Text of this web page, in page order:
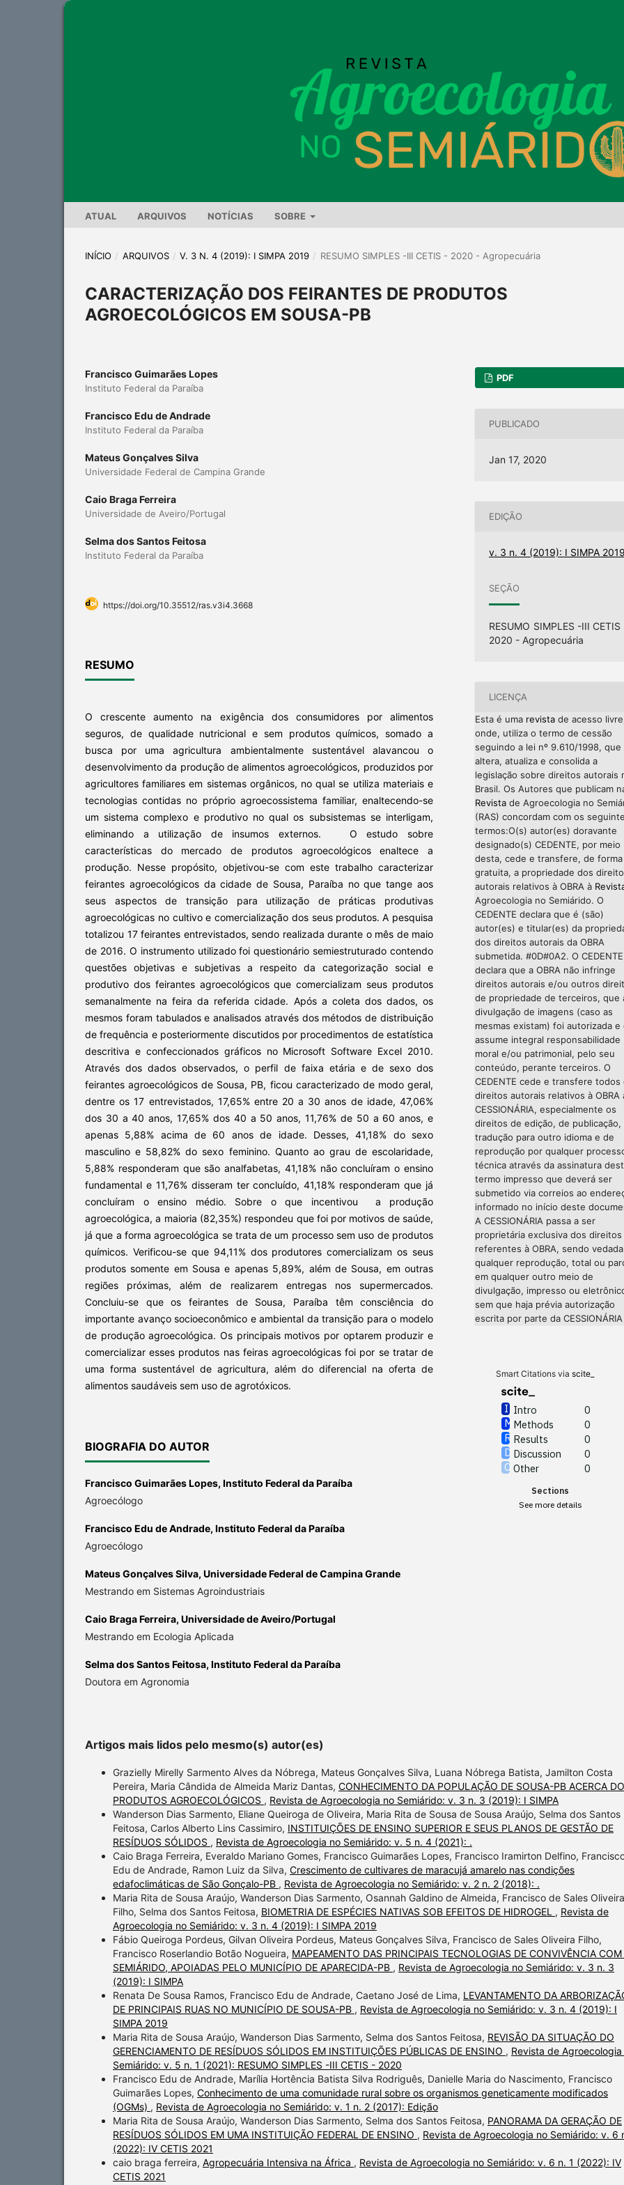
ATUAL ARQUIVOS NOTÍCIAS SOBRE
INÍCIO / ARQUIVOS / V. 3 N. 4 (2019): I SIMPA 2019 / RESUMO SIMPLES -III CETIS - 2020 - Agropecuária
CARACTERIZAÇÃO DOS FEIRANTES DE PRODUTOS
AGROECOLÓGICOS EM SOUSA-PB
Francisco Guimarães Lopes
Instituto Federal da Paraíba
Francisco Edu de Andrade
Instituto Federal da Paraíba
Mateus Gonçalves Silva
Universidade Federal de Campina Grande
Caio Braga Ferreira
Universidade de Aveiro/Portugal
Selma dos Santos Feitosa
Instituto Federal da Paraíba
https://doi.org/10.35512/ras.v3i4.3668
RESUMO
O crescente aumento na exigência dos consumidores por alimentos
seguros, de qualidade nutricional e sem produtos químicos, somado a
busca por uma agricultura ambientalmente sustentável alavancou o
desenvolvimento da produção de alimentos agroecológicos, produzidos por
agricultores familiares em sistemas orgânicos, no qual se utiliza materiais e
tecnologias contidas no próprio agroecossistema familiar, enaltecendo-se
um sistema complexo e produtivo no qual os subsistemas se interligam,
eliminando a utilização de insumos externos. O estudo sobre
características do mercado de produtos agroecológicos enaltece a
produção. Nesse propósito, objetivou-se com este trabalho caracterizar
feirantes agroecológicos da cidade de Sousa, Paraíba no que tange aos
seus aspectos de transição para utilização de práticas produtivas
agroecológicas no cultivo e comercialização dos seus produtos. A pesquisa
totalizou 17 feirantes entrevistados, sendo realizada durante o mês de maio
de 2016. O instrumento utilizado foi questionário semiestruturado contendo
questões objetivas e subjetivas a respeito da categorização social e
produtivo dos feirantes agroecológicos que comercializam seus produtos
semanalmente na feira da referida cidade. Após a coleta dos dados, os
mesmos foram tabulados e analisados através dos métodos de distribuição
de frequência e posteriormente discutidos por procedimentos de estatística
descritiva e confeccionados gráficos no Microsoft Software Excel 2010.
Através dos dados observados, o perfil de faixa etária e de sexo dos
feirantes agroecológicos de Sousa, PB, ficou caracterizado de modo geral,
dentre os 17 entrevistados, 17,65% entre 20 a 30 anos de idade, 47,06%
dos 30 a 40 anos, 17,65% dos 40 a 50 anos, 11,76% de 50 a 60 anos, e
apenas 5,88% acima de 60 anos de idade. Desses, 41,18% do sexo
masculino e 58,82% do sexo feminino. Quanto ao grau de escolaridade,
5,88% responderam que são analfabetas, 41,18% não concluíram o ensino
fundamental e 11,76% disseram ter concluído, 41,18% responderam que já
concluíram o ensino médio. Sobre o que incentivou a produção
agroecológica, a maioria (82,35%) respondeu que foi por motivos de saúde,
já que a forma agroecológica se trata de um processo sem uso de produtos
químicos. Verificou-se que 94,11% dos produtores comercializam os seus
produtos somente em Sousa e apenas 5,89%, além de Sousa, em outras
regiões próximas, além de realizarem entregas nos supermercados.
Concluiu-se que os feirantes de Sousa, Paraíba têm consciência do
importante avanço socioeconômico e ambiental da transição para o modelo
de produção agroecológica. Os principais motivos por optarem produzir e
comercializar esses produtos nas feiras agroecológicas foi por se tratar de
uma forma sustentável de agricultura, além do diferencial na oferta de
alimentos saudáveis sem uso de agrotóxicos.
BIOGRAFIA DO AUTOR
Francisco Guimarães Lopes, Instituto Federal da Paraíba
Agroecólogo
Francisco Edu de Andrade, Instituto Federal da Paraíba
Agroecólogo
Mateus Gonçalves Silva, Universidade Federal de Campina Grande
Mestrando em Sistemas Agroindustriais
Caio Braga Ferreira, Universidade de Aveiro/Portugal
Mestrando em Ecologia Aplicada
Selma dos Santos Feitosa, Instituto Federal da Paraíba
Doutora em Agronomia
PDF
PUBLICADO
Jan 17, 2020
EDIÇÃO
v. 3 n. 4 (2019): I SIMPA 2019
SEÇÃO
RESUMO SIMPLES -III
2020 - Agropecuária
LICENÇA
Esta é uma revista de acesso
onde, utiliza o termo de cessão
seguindo a lei nº 9.610/1998, que
altera, atualiza e consolida a
legislação sobre direitos autorais
Brasil. Os Autores que publicam
Revista de Agroecologia no
(RAS) concordam com os
termos:O(s) autor(es) doravante
designado(s) CEDENTE, por meio
desta, cede e transfere, de forma
gratuita, a propriedade dos
autorais relativos à OBRA à
Agroecologia no Semiárido. O
CEDENTE declara que é (são)
autor(es) e titular(es) da
dos direitos autorais da OBRA
submetida. #0D#0A2. O CEDENTE
declara que a OBRA não infringe
direitos autorais e/ou outros
de propriedade de terceiros, que
divulgação de imagens (caso as
mesmas existam) foi autorizada e
assume integral responsabilidade
moral e/ou patrimonial, pelo seu
conteúdo, perante terceiros. O
CEDENTE cede e transfere todos
direitos autorais relativos à OBRA
CESSIONÁRIA, especialmente os
direitos de edição, de publicação,
tradução para outro idioma e de
reprodução por qualquer
técnica através da assinatura
termo impresso que deverá ser
submetido via correios ao
informado no início deste
A CESSIONÁRIA passa a ser
proprietária exclusiva dos direitos
referentes à OBRA, sendo vedada
qualquer reprodução, total ou
em qualquer outro meio de
divulgação, impresso ou
sem que haja prévia autorização
escrita por parte da CESSIONÁRIA
Smart Citations via scite_
Intro
0
Methods
0
Results
0
Discussion
0
Other
0
Sections
See more details
Artigos mais lidos pelo mesmo(s) autor(es)
Grazielly Mirelly Sarmento Alves da Nóbrega, Mateus Gonçalves Silva, Luana Nóbrega Batista, Jamilton Costa
Pereira, Maria Cândida de Almeida Mariz Dantas, CONHECIMENTO DA POPULAÇÃO DE SOUSA-PB ACERCA
PRODUTOS AGROECOLÓGICOS , Revista de Agroecologia no Semiárido: v. 3 n. 3 (2019): I SIMPA
Wanderson Dias Sarmento, Eliane Queiroga de Oliveira, Maria Rita de Sousa de Sousa Araújo, Selma dos Santos
Feitosa, Carlos Alberto Lins Cassimiro, INSTITUIÇÕES DE ENSINO SUPERIOR E SEUS PLANOS DE GESTÃO DE
RESÍDUOS SÓLIDOS , Revista de Agroecologia no Semiárido: v. 5 n. 4 (2021): .
Caio Braga Ferreira, Everaldo Mariano Gomes, Francisco Guimarães Lopes, Francisco Iramirton Delfino,
Edu de Andrade, Ramon Luiz da Silva, Crescimento de cultivares de maracujá amarelo nas condições
edafoclimáticas de São Gonçalo-PB , Revista de Agroecologia no Semiárido: v. 2 n. 2 (2018): .
Maria Rita de Sousa Araújo, Wanderson Dias Sarmento, Osannah Galdino de Almeida, Francisco de Sales Oliveira
Filho, Selma dos Santos Feitosa, BIOMETRIA DE ESPÉCIES NATIVAS SOB EFEITOS DE HIDROGEL , Revista de
Agroecologia no Semiárido: v. 3 n. 4 (2019): I SIMPA 2019
Fábio Queiroga Pordeus, Gilvan Oliveira Pordeus, Mateus Gonçalves Silva, Francisco de Sales Oliveira Filho,
Francisco Roserlandio Botão Nogueira, MAPEAMENTO DAS PRINCIPAIS TECNOLOGIAS DE CONVIVÊNCIA COM
SEMIÁRIDO, APOIADAS PELO MUNICÍPIO DE APARECIDA-PB , Revista de Agroecologia no Semiárido: v. 3 n. 3
(2019): I SIMPA
Renata De Sousa Ramos, Francisco Edu de Andrade, Caetano José de Lima, LEVANTAMENTO DA
DE PRINCIPAIS RUAS NO MUNICÍPIO DE SOUSA-PB , Revista de Agroecologia no Semiárido: v. 3 n. 4 (2019): I
SIMPA 2019
Maria Rita de Sousa Araújo, Wanderson Dias Sarmento, Selma dos Santos Feitosa, REVISÃO DA SITUAÇÃO DO
GERENCIAMENTO DE RESÍDUOS SÓLIDOS EM INSTITUIÇÕES PÚBLICAS DE ENSINO , Revista de Agroecologia
Semiárido: v. 5 n. 1 (2021): RESUMO SIMPLES -III CETIS - 2020
Francisco Edu de Andrade, Marília Hortência Batista Silva Rodriguês, Danielle Maria do Nascimento, Francisco
Guimarães Lopes, Conhecimento de uma comunidade rural sobre os organismos geneticamente modificados
(OGMs) , Revista de Agroecologia no Semiárido: v. 1 n. 2 (2017): Edição
Maria Rita de Sousa Araújo, Wanderson Dias Sarmento, Selma dos Santos Feitosa, PANORAMA DA GERAÇÃO DE
RESÍDUOS SÓLIDOS EM UMA INSTITUIÇÃO FEDERAL DE ENSINO , Revista de Agroecologia no Semiárido: v. 6
(2022): IV CETIS 2021
caio braga ferreira, Agropecuária Intensiva na África , Revista de Agroecologia no Semiárido: v. 6 n. 1 (2022): IV
CETIS 2021